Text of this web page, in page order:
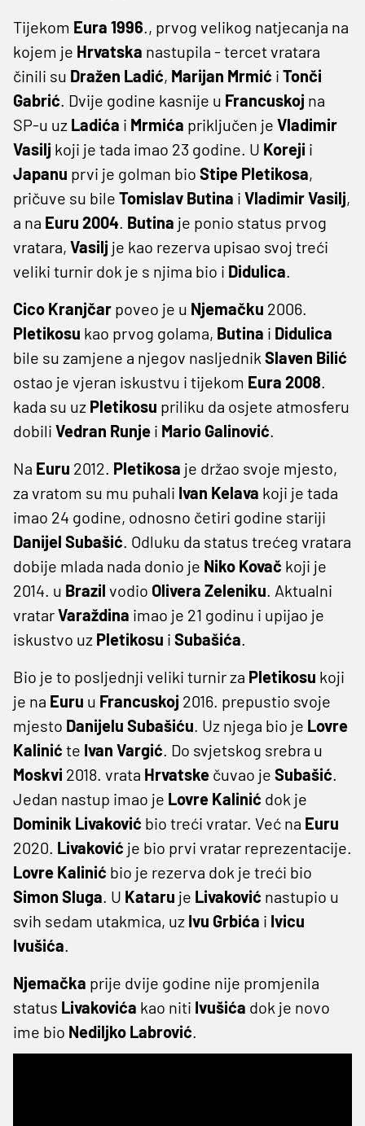
Tijekom Eura 1996., prvog velikog natjecanja na
kojem je Hrvatska nastupila - tercet vratara
činili su Dražen Ladić, Marijan Mrmić i Tonči
Gabrić. Dvije godine kasnije u Francuskoj na
SP-u uz Ladića i Mrmića priključen je Vladimir
Vasilj koji je tada imao 23 godine. U Koreji i
Japanu prvi je golman bio Stipe Pletikosa,
pričuve su bile Tomislav Butina i VladimirVasilj,
a na Euru 2004. Butina je ponio status prvog
vratara, Vasilj je kao rezerva upisao svoj treći
veliki turnir dok je s njima bio i Didulica.
Cico Kranjčar poveo je u Njemačku 2006.
Pletikosu kao prvog golama, Butina i Didulica
bile su zamjene a njegov nasljednik Slaven Bilić
ostao je vjeran iskustvu i tijekom Eura 2008.
kada su uz Pletikosu priliku da osjete atmosferu
dobili Vedran Runje i Mario Galinović.
Na Euru 2012. Pletikosa je držao svoje mjesto,
za vratom su mu puhali Ivan Kelava koji je tada
imao 24 godine, odnosno četiri godine stariji
Danijel Subašić. Odluku da status trećeg vratara
dobije mlada nada donio je Niko Kovač koji je
2014. u Brazil vodio Olivera Zeleniku. Aktualni
vratarVaraždina imao je 21 godinu i upijao je
iskustvo uz Pletikosu i Subašića.
Bio je to posljednji veliki turnir za Pletikosu koji
je na Euru u Francuskoj 2016. prepustio svoje
mjesto Danijelu Subašiću. Uz njega bio je Lovre
Kalinić te Ivan Vargić. Do svjetskog srebra u
Moskvi 2018. vrata Hrvatske čuvao je Subašić.
Jedan nastup imao je Lovre Kalinić dok je
Dominik Livaković bio treći vratar. Već na Euru
2020. Livaković je bio prvi vratar reprezentacije.
Lovre Kalinić bio je rezerva dok je treći bio
Simon Sluga. U Kataru je Livaković nastupio u
svih sedam utakmica, uz Ivu Grbića i Ivicu
Ivušića.
Njemačka prije dvije godine nije promjenila
status Livakovića kao niti Ivušića dok je novo
ime bio Nediljko Labrović.